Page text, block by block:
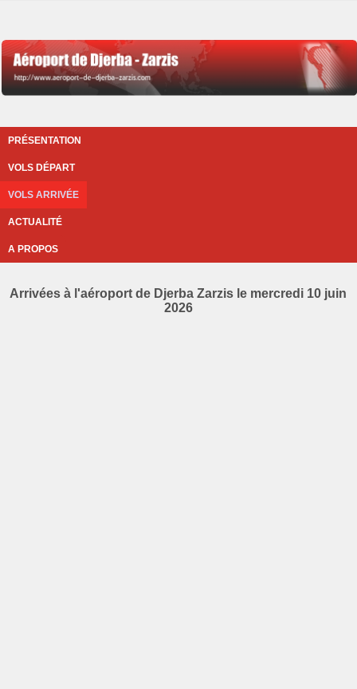
PRÉSENTATION
VOLS DÉPART
VOLS ARRIVÉE
ACTUALITÉ
A PROPOS
Arrivées à l'aéroport de Djerba Zarzis le mercredi 10 juin
2026